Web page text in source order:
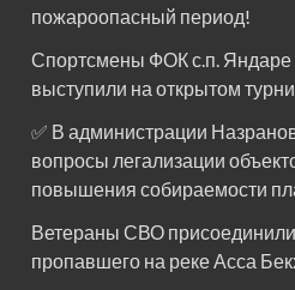
пожароопасный период!⁣⁣⠀
Спортсмены ФОК с.п.
выступили на открытом
✅ В администрации
вопросы легализации
повышения собираемости
Ветераны СВО
пропавшего на реке Асса